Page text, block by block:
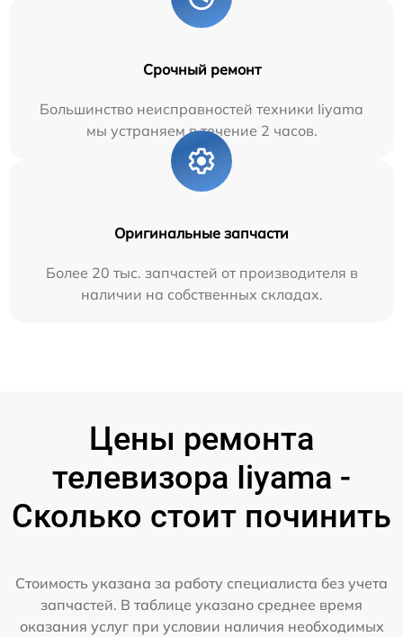
Срочный ремонт
Большинство неисправностей техники Iiyama
мы устраняем в течение 2 часов.
Оригинальные запчасти
Более 20 тыс. запчастей от производителя в
наличии на собственных складах.
Цены ремонта
телевизора Iiyama -
Сколько стоит починить
Стоимость указана за работу специалиста без учета
запчастей. В таблице указано среднее время
оказания услуг при условии наличия необходимых